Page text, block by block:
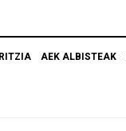
AEK ALBISTEAK